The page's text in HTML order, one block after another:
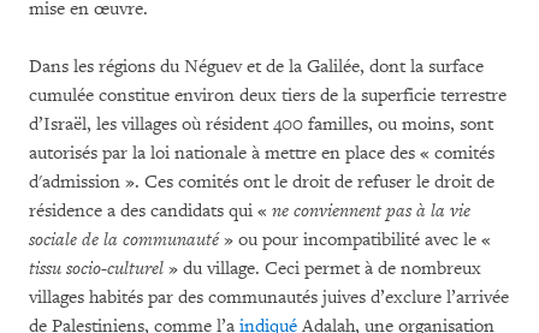
mise en œuvre.
Dans les régions du Néguev et de la Galilée, dont la surface
cumulée constitue environ deux tiers de la superficie terrestre
d’Israël, les villages où résident 400 familles, ou moins, sont
autorisés par la loi nationale à mettre en place des « comités
d'admission ». Ces comités ont le droit de refuser le droit de
résidence a des candidats qui « ne conviennent pas à la vie
sociale de la communauté» ou pour incompatibilité avec le «
tissu socio-culturel » du village. Ceci permet à de nombreux
villages habités par des communautés juives d’exclure l’arrivée
de Palestiniens, comme l’a indiquéAdalah, une organisation